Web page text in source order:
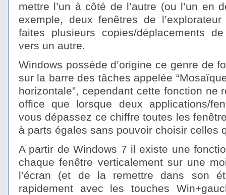
mettre l’un à côté de l’autre (ou l’un en
exemple, deux fenêtres de
faites plusieurs copies/déplacements
vers un autre.
Windows possède d’origine ce genre de
sur la barre des tâches appelée
horizontale”, cependant cette fonction ne
office que lorsque deux applications/
vous dépassez ce chiffre toutes les
à parts égales sans pouvoir choisir celles
A partir de Windows 7 il existe une
chaque fenêtre verticalement sur une
l’écran (et de la remettre dans son
rapidement avec les touches